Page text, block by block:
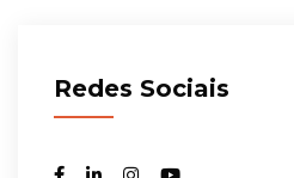
Redes Sociais